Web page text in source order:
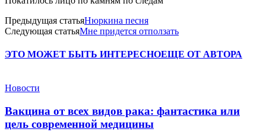
Предыдущая статьяНюркина песня
Следующая статьяМне придется отползать
ЭТО МОЖЕТ БЫТЬ ИНТЕРЕСНОЕЩЕ ОТ АВТОРА
Новости
Вакцина от всех видов рака: фантастика или
цель современной медицины